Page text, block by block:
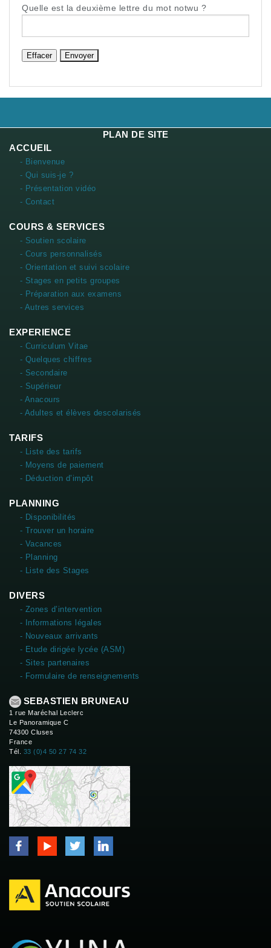
Quelle est la deuxième lettre du mot notwu ?
PLAN DE SITE
ACCUEIL
- Bienvenue
- Qui suis-je ?
- Présentation vidéo
- Contact
COURS & SERVICES
- Soutien scolaire
- Cours personnalisés
- Orientation et suivi scolaire
- Stages en petits groupes
- Préparation aux examens
- Autres services
EXPERIENCE
- Curriculum Vitae
- Quelques chiffres
- Secondaire
- Supérieur
- Anacours
- Adultes et élèves descolarisés
TARIFS
- Liste des tarifs
- Moyens de paiement
- Déduction d’impôt
PLANNING
- Disponibilités
- Trouver un horaire
- Vacances
- Planning
- Liste des Stages
DIVERS
- Zones d’intervention
- Informations légales
- Nouveaux arrivants
- Etude dirigée lycée (ASM)
- Sites partenaires
- Formulaire de renseignements
SEBASTIEN BRUNEAU
1 rue Maréchal Leclerc
Le Panoramique C
74300 Cluses
France
Tél. 33 (0)4 50 27 74 32